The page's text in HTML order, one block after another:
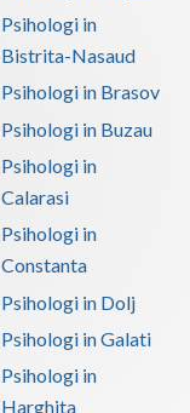
Psihologi in
Bistrita-Nasaud
Psihologi in Brasov
Psihologi in Buzau
Psihologi in
Calarasi
Psihologi in
Constanta
Psihologi in Dolj
Psihologi in Galati
Psihologi in
Harghita